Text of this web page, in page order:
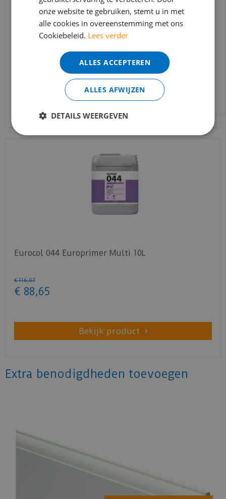
Co-pro - Primer kleurloos Universeel - 10kg
Bekijk product
Eurocol 044 Europrimer Multi 10L
€ 116,07
€ 88,65
Bekijk product
Extra benodigdheden toevoegen
bereikbaar.
Bestelling worden uiteraard verwerkt
echter iets minder snel dan wat je van ons
gewend bent.
Voor vragen kan je ons bereiken via
info@merkvloerenwinkel.nl
onze website te gebruiken, stemt u in met
alle cookies in overeenstemming met ons
Cookiebeleid. Lees verder
ALLES ACCEPTEREN
ALLES AFWIJZEN
DETAILS WEERGEVEN